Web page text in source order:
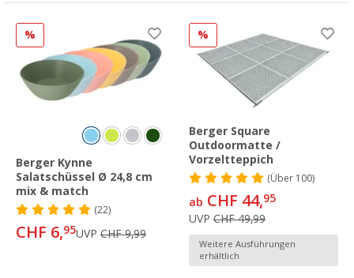
%
Berger Kynne
Salatschüssel Ø 24,8 cm
mix & match
(22)
CHF 6,95UVP CHF 9,99
%
Berger Square
Outdoormatte /
Vorzeltteppich
(Über100)
ab CHF 44,95
UVP CHF 49,99
Weitere Ausführungen
erhältlich